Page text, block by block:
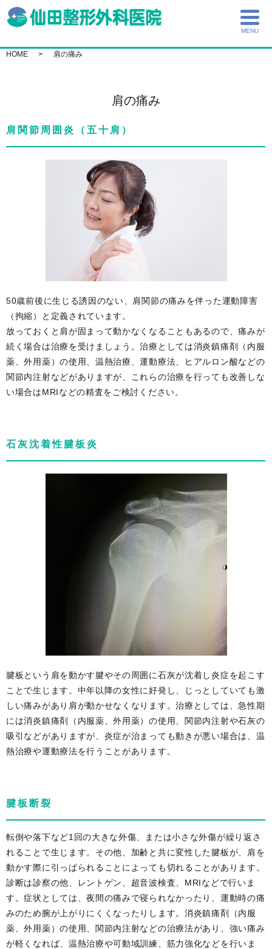
MENU
HOME 肩の痛み
肩の痛み
肩関節周囲炎（五十肩）
50歳前後に生じる誘因のない、肩関節の痛みを伴った運動障害
（拘縮）と定義されています。
放っておくと肩が固まって動かなくなることもあるので、痛みが
続く場合は治療を受けましょう。治療としては消炎鎮痛剤（内服
薬、外用薬）の使用、温熱治療、運動療法、ヒアルロン酸などの
関節内注射などがありますが、これらの治療を行っても改善しな
い場合はMRIなどの精査をご検討ください。
石灰沈着性腱板炎
腱板という肩を動かす腱やその周囲に石灰が沈着し炎症を起こす
ことで生じます。中年以降の女性に好発し、じっとしていても激
しい痛みがあり肩が動かせなくなります。治療としては、急性期
には消炎鎮痛剤（内服薬、外用薬）の使用、関節内注射や石灰の
吸引などがありますが、炎症が治まっても動きが悪い場合は、温
熱治療や運動療法を行うことがあります。
腱板断裂
転倒や落下など1回の大きな外傷、または小さな外傷が繰り返さ
れることで生じます。その他、加齢と共に変性した腱板が、肩を
動かす際に引っぱられることによっても切れることがあります。
診断は診察の他、レントゲン、超音波検査、MRIなどで行いま
す。症状としては、夜間の痛みで寝られなかったり、運動時の痛
みのため腕が上がりにくくなったりします。消炎鎮痛剤（内服
薬、外用薬）の使用、関節内注射などの治療法があり、強い痛み
が軽くなれば、温熱治療や可動域訓練、筋力強化などを行いま